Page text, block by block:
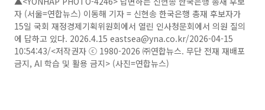
자 (서울=연합뉴스) 이동해 기자 = 신현송 한국은행 총재 후보자가
15일 국회 재정경제기획위원회에서 열린 인사청문회에서 의원 질의
에 답하고 있다. 2026.4.15 eastsea@yna.co.kr/2026-04-15
10:54:43/<저작권자 ⓒ 1980-2026 ㈜연합뉴스. 무단 전재 재배포
금지, AI 학습 및 활용 금지> (사진=연합뉴스)